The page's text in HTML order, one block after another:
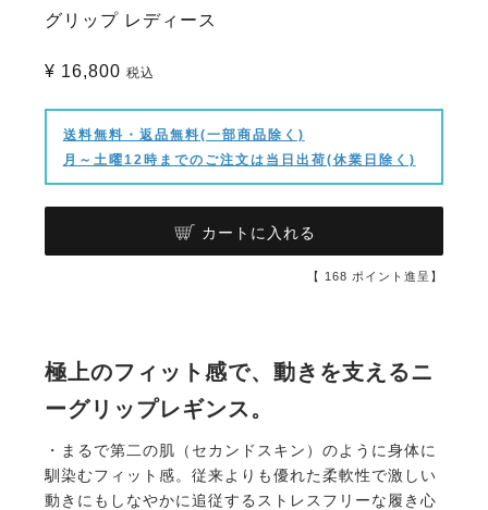
グリップ レディース
¥ 16,800 税込
送料無料・返品無料(一部商品除く)
月～土曜12時までのご注文は当日出荷(休業日除く)
カートに入れる
【 168 ポイント進呈】
極上のフィット感で、動きを支えるニ
ーグリップレギンス。
・まるで第二の肌（セカンドスキン）のように身体に
馴染むフィット感。従来よりも優れた柔軟性で激しい
動きにもしなやかに追従するストレスフリーな履き心